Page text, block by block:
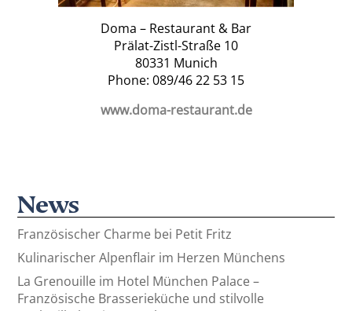
Doma – Restaurant & Bar
Prälat-Zistl-Straße 10
80331 Munich
Phone: 089/46 22 53 15
www.doma-restaurant.de
News
Französischer Charme bei Petit Fritz
Kulinarischer Alpenflair im Herzen Münchens
La Grenouille im Hotel München Palace –
Französische Brasserieküche und stilvolle